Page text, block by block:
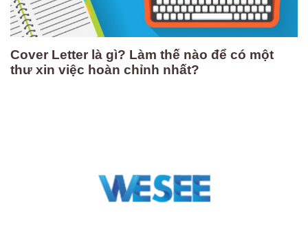
Cover Letter là gì? Làm thế nào để có một
thư xin việc hoàn chỉnh nhất?